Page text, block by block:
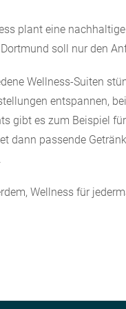
plant eine
soll nur den
Wellness-Suiten
entspannen,
gibt es zum Beispiel
dann passende
Wellness für